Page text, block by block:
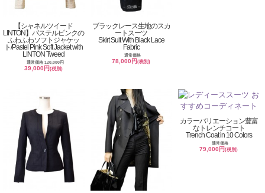
【シャネルツイード
LINTON】パステルピンクの
ふわふわソフトジャケッ
ト/Pastel Pink Soft Jacket with
LINTON Tweed
通常価格 120,000円
39,000円(税別)
ブラックレース生地のスカ
ートスーツ
Skirt Suit With Black Lace
Fabric
通常価格
78,000円(税別)
カラーバリエーション豊富
なトレンチコート
Trench Coat in 10 Colors
通常価格
79,000円(税別)